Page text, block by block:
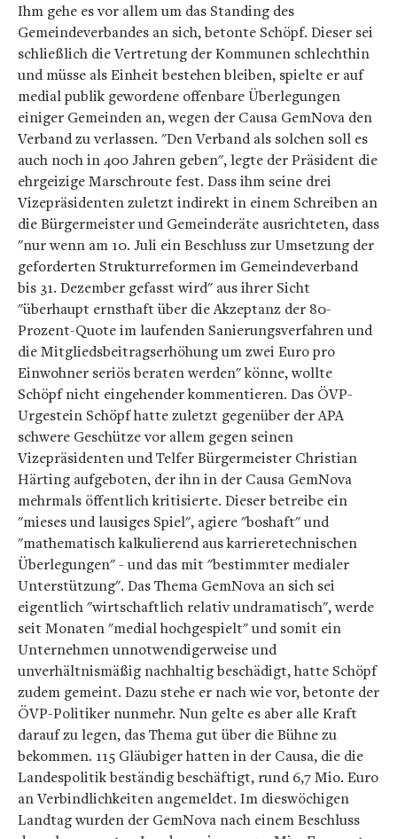
Ihm gehe es vor allem um das Standing des
Gemeindeverbandes an sich, betonte Schöpf. Dieser sei
schließlich die Vertretung der Kommunen schlechthin
und müsse als Einheit bestehen bleiben, spielte er auf
medial publik gewordene offenbare Überlegungen
einiger Gemeinden an, wegen der Causa GemNova den
Verband zu verlassen. "Den Verband als solchen soll es
auch noch in 400 Jahren geben", legte der Präsident die
ehrgeizige Marschroute fest. Dass ihm seine drei
Vizepräsidenten zuletzt indirekt in einem Schreiben an
die Bürgermeister und Gemeinderäte ausrichteten, dass
"nur wenn am 10. Juli ein Beschluss zur Umsetzung der
geforderten Strukturreformen im Gemeindeverband
bis 31. Dezember gefasst wird" aus ihrer Sicht
"überhaupt ernsthaft über die Akzeptanz der 80-
Prozent-Quote im laufenden Sanierungsverfahren und
die Mitgliedsbeitragserhöhung um zwei Euro pro
Einwohner seriös beraten werden" könne, wollte
Schöpf nicht eingehender kommentieren. Das ÖVP-
Urgestein Schöpf hatte zuletzt gegenüber der APA
schwere Geschütze vor allem gegen seinen
Vizepräsidenten und Telfer Bürgermeister Christian
Härting aufgeboten, der ihn in der Causa GemNova
mehrmals öffentlich kritisierte. Dieser betreibe ein
"mieses und lausiges Spiel", agiere "boshaft" und
"mathematisch kalkulierend aus karrieretechnischen
Überlegungen" - und das mit "bestimmter medialer
Unterstützung". Das Thema GemNova an sich sei
eigentlich "wirtschaftlich relativ undramatisch", werde
seit Monaten "medial hochgespielt" und somit ein
Unternehmen unnotwendigerweise und
unverhältnismäßig nachhaltig beschädigt, hatte Schöpf
zudem gemeint. Dazu stehe er nach wie vor, betonte der
ÖVP-Politiker nunmehr. Nun gelte es aber alle Kraft
darauf zu legen, das Thema gut über die Bühne zu
bekommen. 115 Gläubiger hatten in der Causa, die die
Landespolitik beständig beschäftigt, rund 6,7 Mio. Euro
an Verbindlichkeiten angemeldet. Im dieswöchigen
Landtag wurden der GemNova nach einem Beschluss